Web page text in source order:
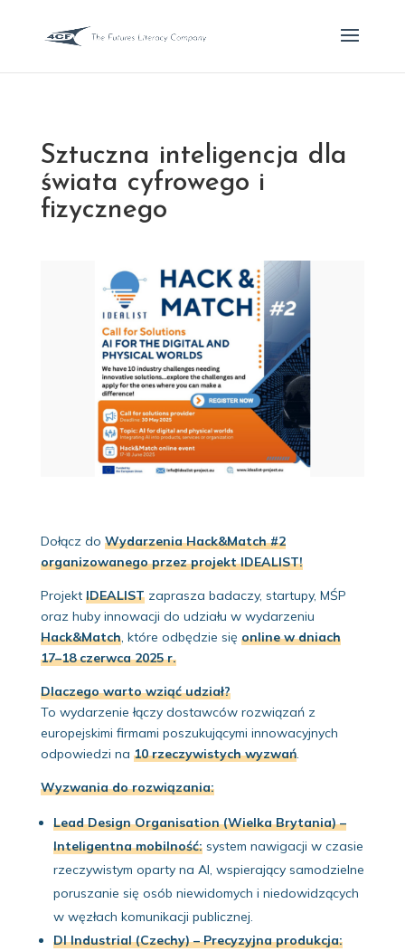
Sztuczna inteligencja dla
świata cyfrowego i
fizycznego
Dołącz do Wydarzenia Hack&Match #2
organizowanego przez projekt IDEALIST!
Projekt IDEALISTzaprasza badaczy, startupy, MŚP
oraz huby innowacji do udziału w wydarzeniu
Hack&Match, które odbędzie się online w dniach
17–18 czerwca 2025 r.
Dlaczego warto wziąć udział?
To wydarzenie łączy dostawców rozwiązań z
europejskimi firmami poszukującymi innowacyjnych
odpowiedzi na 10 rzeczywistych wyzwań.
Wyzwania do rozwiązania:
Lead Design Organisation (Wielka Brytania) –
Inteligentna mobilność:system nawigacji w czasie
rzeczywistym oparty na AI, wspierający samodzielne
poruszanie się osób niewidomych i niedowidzących
w węzłach komunikacji publicznej.
DI Industrial (Czechy) – Precyzyjna produkcja: